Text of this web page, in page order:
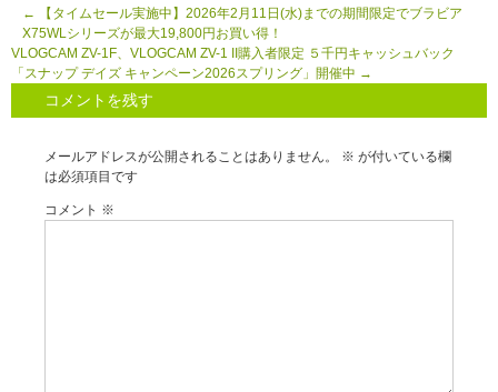
←
【タイムセール実施中】2026年2月11日(水)までの期間限定でブラビア
X75WLシリーズが最大19,800円お買い得！
VLOGCAM ZV-1F、VLOGCAM ZV-1 II購入者限定 ５千円キャッシュバック
「スナップ デイズ キャンペーン2026スプリング」開催中 →
コメントを残す
メールアドレスが公開されることはありません。 ※ が付いている欄
は必須項目です
コメント ※